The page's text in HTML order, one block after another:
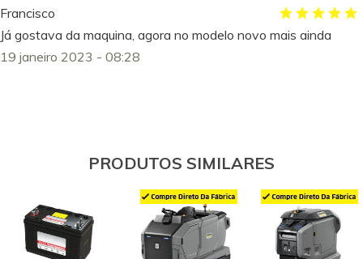
Francisco
Já gostava da maquina, agora no modelo novo mais ainda
19 janeiro 2023 - 08:28
PRODUTOS SIMILARES